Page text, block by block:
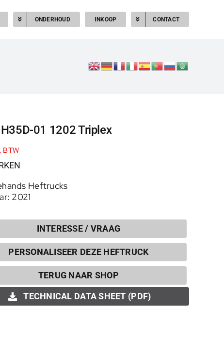
ONDERHOUD INKOOP CONTACT
01 1202 Triplex
BTW
Heftrucks
2021
INTERESSE / VRAAG
PERSONALISEER DEZE HEFTRUCK
TERUG NAAR SHOP
TECHNICAL DATA SHEET (PDF)